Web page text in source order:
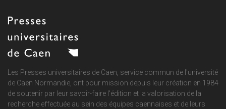
Les Presses universitaires de Caen, service commun de l'université
de Caen Normandie, ont pour mission depuis leur création en 1984
de soutenir par leur savoir-faire l'édition et la valorisation de la
recherche effectuée au sein des équipes caennaises et de leurs